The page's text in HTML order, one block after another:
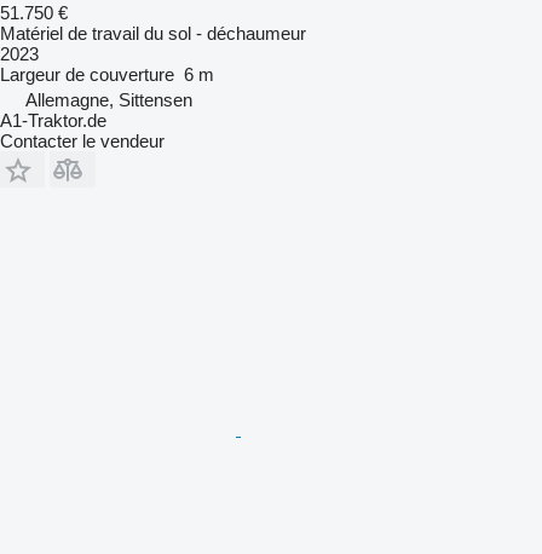
51.750 €
Matériel de travail du sol - déchaumeur
2023
Largeur de couverture 6 m
Allemagne, Sittensen
A1-Traktor.de
Contacter le vendeur